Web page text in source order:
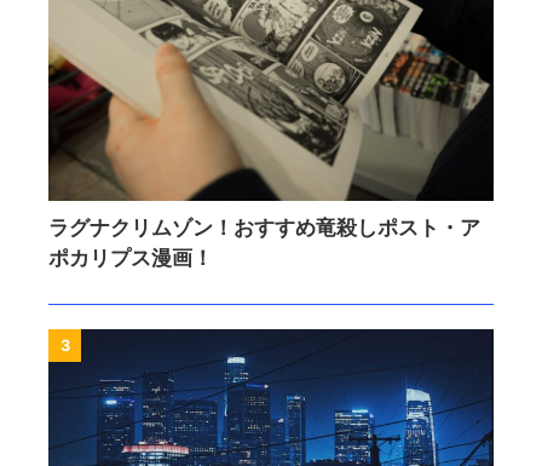
ラグナクリムゾン！おすすめ竜殺しポスト・ア
ポカリプス漫画！
3